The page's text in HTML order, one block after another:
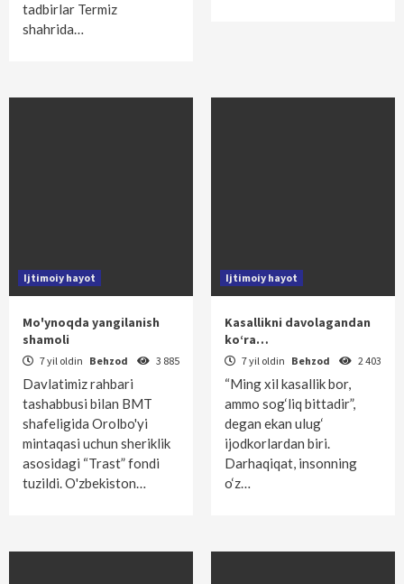
tadbirlar Termiz
shahrida…
Ijtimoiy hayot
Mo'ynoqda yangilanish
shamoli
7 yil oldin Behzod 3 885
Davlatimiz rahbari
tashabbusi bilan BMT
shafeligida Orolbo'yi
mintaqasi uchun sheriklik
asosidagi “Trast” fondi
tuzildi. O'zbekiston…
Ijtimoiy hayot
Kasallikni davolagandan
ko‘ra…
7 yil oldin Behzod 2 403
“Ming xil kasallik bor,
ammo sog‘liq bittadir”,
degan ekan ulug‘
ijodkorlardan biri.
Darhaqiqat, insonning
o‘z…